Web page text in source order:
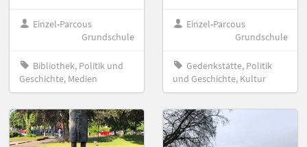
Einzel-Parcous
Grundschule
Bibliothek, Politik und
Geschichte, Medien
Einzel-Parcous
Grundschule
Gedenkstätte, Politik
und Geschichte, Kultur